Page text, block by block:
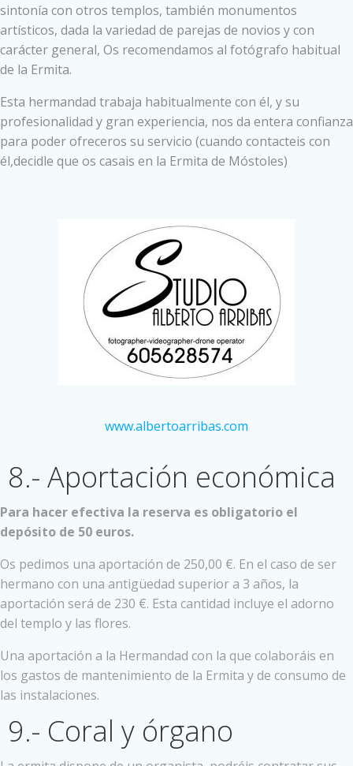
sintonía con otros templos, también monumentos
artísticos, dada la variedad de parejas de novios y con
carácter general, Os recomendamos al fotógrafo habitual
de la Ermita.
Esta hermandad trabaja habitualmente con él, y su
profesionalidad y gran experiencia, nos da entera confianza
para poder ofreceros su servicio (cuando contacteis con
él,decidle que os casais en la Ermita de Móstoles)
www.albertoarribas.com
8.- Aportación económica
Para hacer efectiva la reserva es obligatorio el
depósito de 50 euros.
Os pedimos una aportación de 250,00 €. En el caso de ser
hermano con una antigüedad superior a 3 años, la
aportación será de 230 €. Esta cantidad incluye el adorno
del templo y las flores.
Una aportación a la Hermandad con la que colaboráis en
los gastos de mantenimiento de la Ermita y de consumo de
las instalaciones.
9.- Coral y órgano